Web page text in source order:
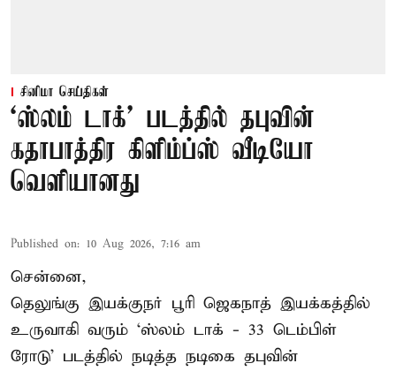
சினிமா செய்திகள்
‘ஸ்லம் டாக்’ படத்தில் தபுவின்
கதாபாத்திர கிளிம்ப்ஸ் வீடியோ
வெளியானது
Published on: 10 Aug 2026, 7:16 am
சென்னை,
தெலுங்கு இயக்குநர் பூரி ஜெகநாத் இயக்கத்தில்
உருவாகி வரும் ‘ஸ்லம் டாக் - 33 டெம்பிள்
ரோடு’ படத்தில் நடித்த நடிகை தபுவின்